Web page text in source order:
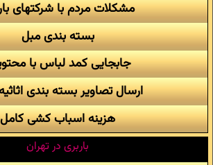
مشکلات مردم با شرکتهای
بسته بندی مبل
جابجایی کمد لباس با
ارسال تصاویر بسته بندی
هزینه اسباب کشی کامل
باربری در تهران